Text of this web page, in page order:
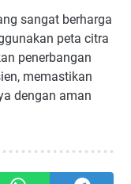
sangat berharga
peta citra
penerbangan
memastikan
dengan aman